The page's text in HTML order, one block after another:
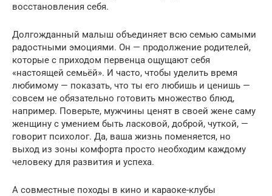
восстановления себя.
Долгожданный малыш объединяет всю семью самыми
радостными эмоциями. Он — продолжение родителей,
которые с приходом первенца ощущают себя
«настоящей семьёй». И часто, чтобы уделить время
любимому — показать, что ты его любишь и ценишь —
совсем не обязательно готовить множество блюд,
например. Поверьте, мужчины ценят в своей жене саму
женщину с умением быть ласковой, доброй, чуткой, —
говорит психолог. Да, ваша жизнь поменяется, но
выход из зоны комфорта просто необходим каждому
человеку для развития и успеха.
А совместные походы в кино и караоке-клубы